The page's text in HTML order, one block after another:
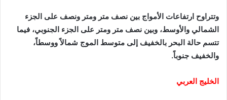
وتتراوح ارتفاعات الأمواج بين نصف متر ومتر ونصف على الجزء
الشمالي والأوسط، وبين نصف متر ومتر على الجزء الجنوبي، فيما
تتسم حالة البحر بالخفيف إلى متوسط الموج شمالاً ووسطاً،
والخفيف جنوباً.
الخليج العربي